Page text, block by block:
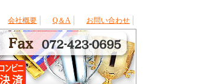
会社概要 Q＆A お問い合わせ